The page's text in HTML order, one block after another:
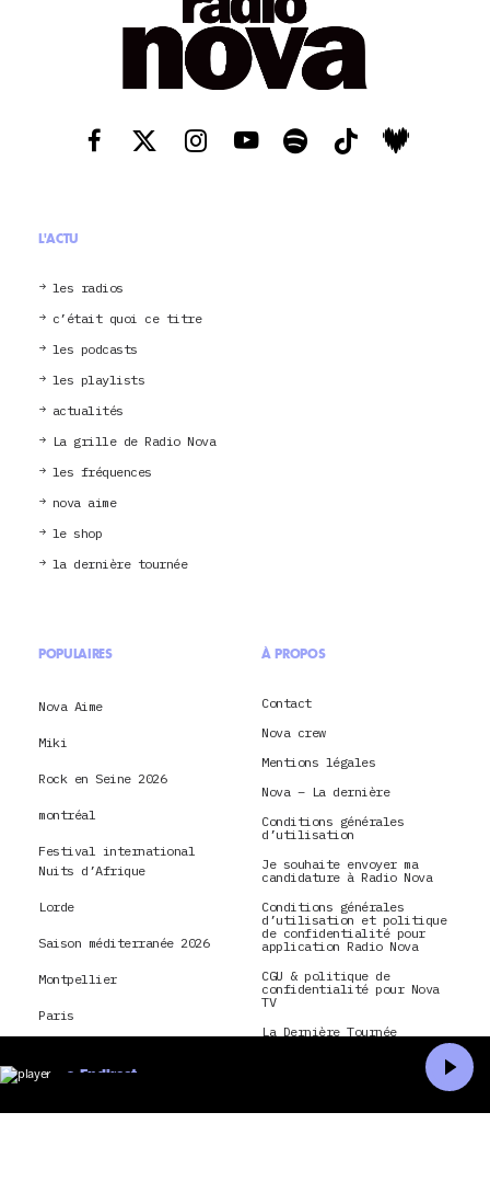
L'ACTU
les radios
c’était quoi ce titre
les podcasts
les playlists
actualités
La grille de Radio Nova
les fréquences
nova aime
le shop
la dernière tournée
POPULAIRES
Nova Aime
Miki
Rock en Seine 2026
montréal
Festival international
Nuits d’Afrique
Lorde
Saison méditerranée 2026
Montpellier
Paris
Seeds
À PROPOS
Contact
Nova crew
Mentions légales
Nova – La dernière
Conditions générales
d’utilisation
Je souhaite envoyer ma
candidature à Radio Nova
Conditions générales
d’utilisation et politique
de confidentialité pour
application Radio Nova
CGU & politique de
confidentialité pour Nova
TV
La Dernière Tournée
En direct